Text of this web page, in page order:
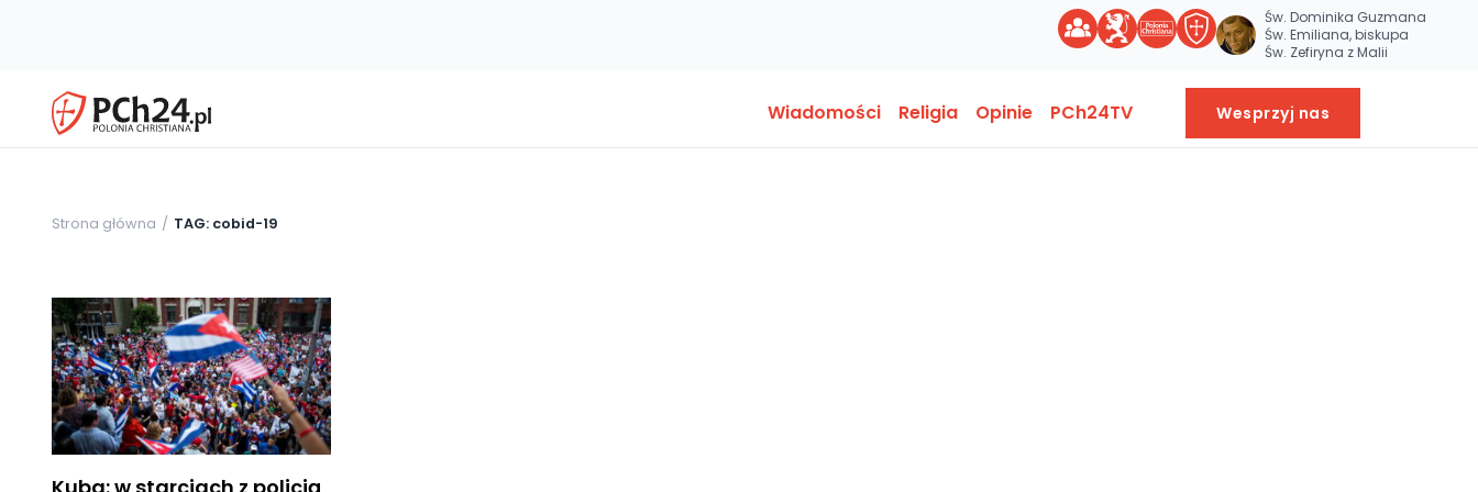
Św. Dominika Guzmana
Św. Emiliana, biskupa
Św. Zefiryna z Malii
Wiadomości Religia Opinie PCh24TV Wesprzyj nas
Strona główna TAG: cobid-19